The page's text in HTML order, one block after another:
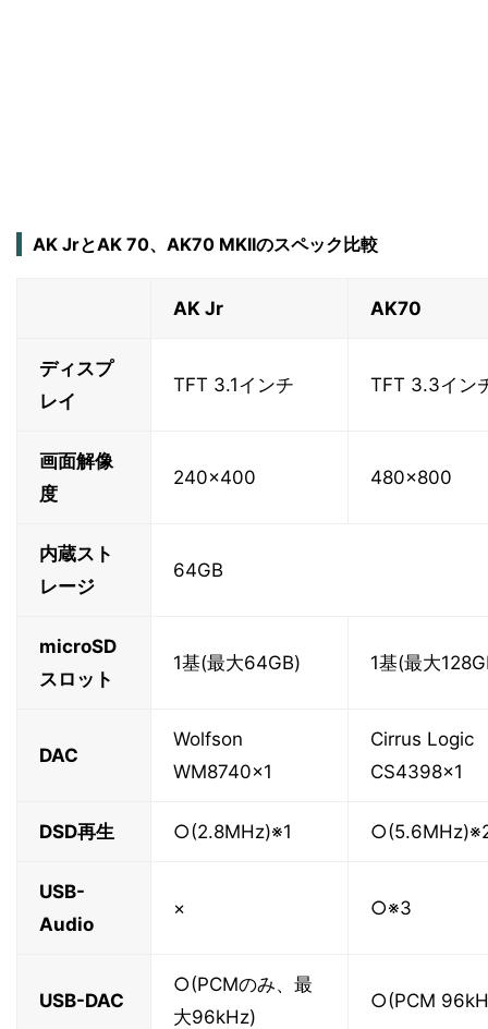
AK JrとAK 70、AK70 MKIIのスペック比較
AK Jr AK70
ディスプ
レイ
TFT 3.1インチ TFT 3.3イン
画面解像
度
240×400 480×800
内蔵スト
レージ
64GB
microSD
スロット
1基(最大64GB) 1基(最大
DAC
Wolfson
WM8740×1
Cirrus Logic
CS4398×1
DSD再生 ○(2.8MHz)※1
USB-
Audio
× ○※3
USB-DAC
○(PCMのみ、最
大96kHz)
○(PCM